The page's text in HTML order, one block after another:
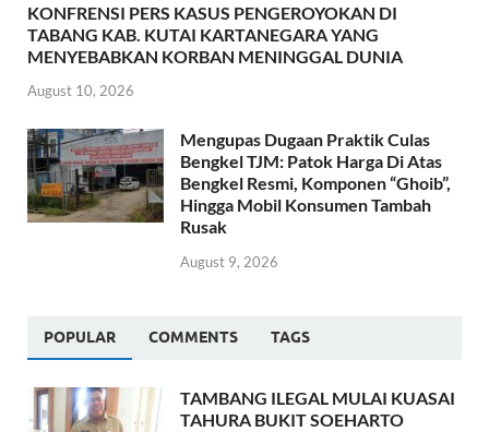
KONFRENSI PERS KASUS PENGEROYOKAN DI
TABANG KAB. KUTAI KARTANEGARA YANG
MENYEBABKAN KORBAN MENINGGAL DUNIA
August 10, 2026
Mengupas Dugaan Praktik Culas
Bengkel TJM: Patok Harga Di Atas
Bengkel Resmi, Komponen “Ghoib”,
Hingga Mobil Konsumen Tambah
Rusak
August 9, 2026
POPULAR COMMENTS TAGS
TAMBANG ILEGAL MULAI KUASAI
TAHURA BUKIT SOEHARTO